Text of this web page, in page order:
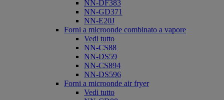
NN-DF383
NN-GD371
NN-E20J
Forni a microonde combinato a vapore
Vedi tutto
NN-CS88
NN-DS59
NN-CS894
NN-DS596
Forni a microonde air fryer
Vedi tutto